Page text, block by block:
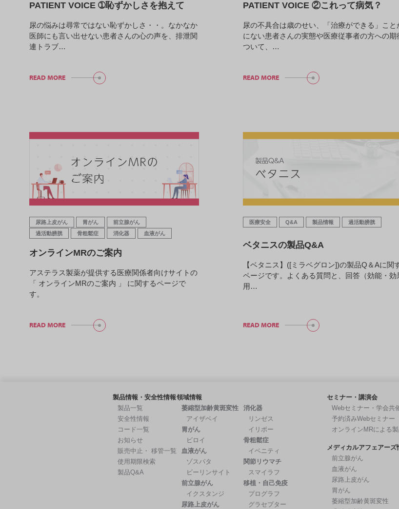
PATIENT VOICE ➀恥ずかしさを抱えて
尿の悩みは尋常ではない恥ずかしさ・・。なかなか
医師にも言い出せない患者さんの心の声を、排泄関
連トラブ…
READ MORE
PATIENT VOICE ②これって病気？
尿の不具合は歳のせい、「治療ができる」こと
にない患者さんの実態や医療従事者の方への期
ついて、…
READ MORE
尿路上皮がん 胃がん
前立腺がん
過活動膀胱
骨粗鬆症 消化器 血液がん
オンラインMRのご案内
アステラス製薬が提供する医療関係者向けサイトの
「 オンラインMRのご案内 」 に関するページで
す。
READ MORE
医療安全 Q&A 製品情報 過活動膀胱
ベタニスの製品Q&A
【ベタニス】([ミラベグロン])の製品Q＆Aに関
ページです。よくある質問と、回答（効能・効
用…
READ MORE
製品情報・安全性情報
製品一覧
安全性情報
コード一覧
お知らせ
販売中止・ 移管一覧
使用期限検索
製品Q&A
領域情報
萎縮型加齢黄斑変性
アイザベイ
胃がん
ビロイ
血液がん
ゾスパタ
ビーリンサイト
前立腺がん
イクスタンジ
尿路上皮がん
消化器
リンゼス
イリボー
骨粗鬆症
イベニティ
関節リウマチ
スマイラフ
移植・自己免疫
プログラフ
グラセプター
セミナー・講演会
Webセミナー・学会共
予約済みWebセミナー
オンラインMRによる
メディカルアフェアーズ
前立腺がん
血液がん
尿路上皮がん
胃がん
萎縮型加齢黄斑変性